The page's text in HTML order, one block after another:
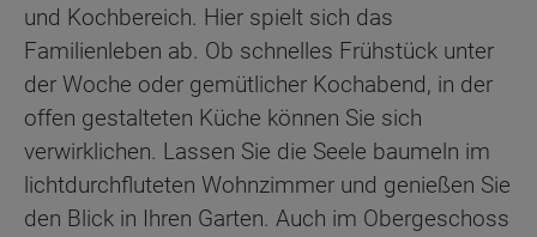
und Kochbereich. Hier spielt sich das
Familienleben ab. Ob schnelles Frühstück unter
der Woche oder gemütlicher Kochabend, in der
offen gestalteten Küche können Sie sich
verwirklichen. Lassen Sie die Seele baumeln im
lichtdurchfluteten Wohnzimmer und genießen Sie
den Blick in Ihren Garten. Auch im Obergeschoss